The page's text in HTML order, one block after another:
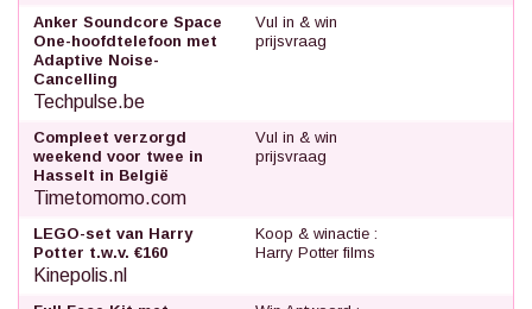
Anker Soundcore Space
One-hoofdtelefoon met
Adaptive Noise-
Cancelling
Techpulse.be
Vul in & win
prijsvraag
Compleet verzorgd
weekend voor twee in
Hasselt in België
Timetomomo.com
Vul in & win
prijsvraag
LEGO-set van Harry
Potter t.w.v. €160
Kinepolis.nl
Koop & winactie :
Harry Potter films